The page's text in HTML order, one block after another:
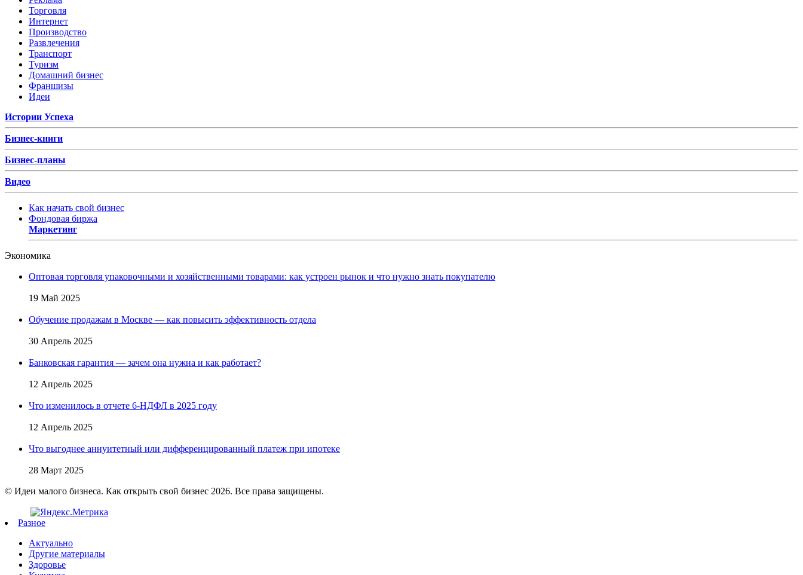
Торговля
Интернет
Производство
Развлечения
Транспорт
Туризм
Домашний бизнес
Франшизы
Идеи
Истории Успеха
Бизнес-книги
Бизнес-планы
Видео
Как начать свой бизнес
Фондовая биржа
Маркетинг
Экономика
Оптовая торговля упаковочными и хозяйственными товарами: как устроен рынок и что нужно знать покупателю
19 Май 2025
Обучение продажам в Москве — как повысить эффективность отдела
30 Апрель 2025
Банковская гарантия — зачем она нужна и как работает?
12 Апрель 2025
Что изменилось в отчете 6-НДФЛ в 2025 году
12 Апрель 2025
Что выгоднее аннуитетный или дифференцированный платеж при ипотеке
28 Март 2025
© Идеи малого бизнеса. Как открыть свой бизнес 2026. Все права защищены.
Разное
Актуально
Другие материалы
Здоровье